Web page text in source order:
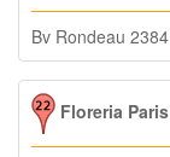
Bv Rondeau 2384
Floreria Paris